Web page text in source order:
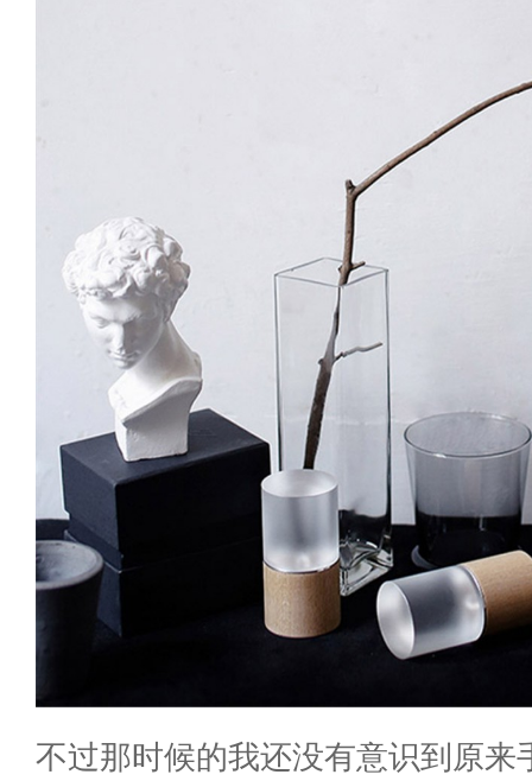
不过那时候的我还没有意识到原来